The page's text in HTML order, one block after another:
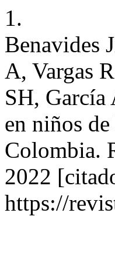
1.
Benavides
A, Vargas
SH, García
en niños
Colombia.
2022
https://